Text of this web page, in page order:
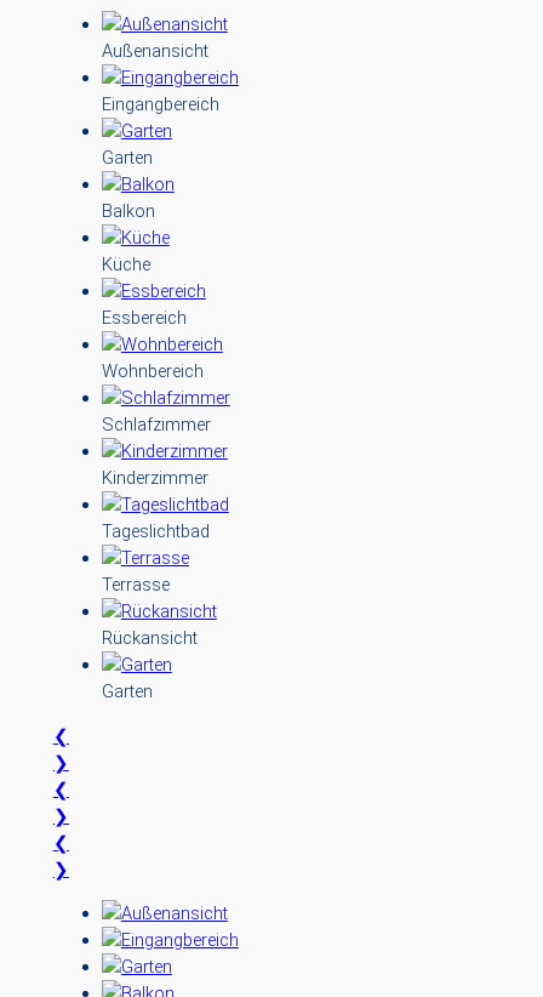
Außenansicht
Eingangbereich
Garten
Balkon
Küche
Essbereich
Wohnbereich
Schlafzimmer
Kinderzimmer
Tageslichtbad
Terrasse
Rückansicht
Garten
❮
❯
❮
❯
❮
❯